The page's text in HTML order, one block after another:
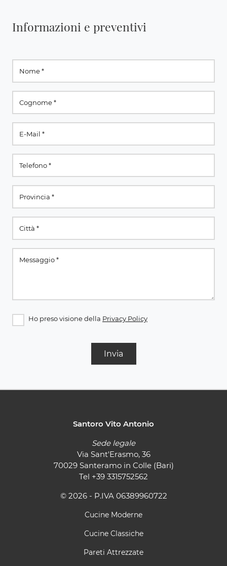
Informazioni e preventivi
Ho preso visione della Privacy Policy
Invia
Santoro Vito Antonio
Sede legale
Via Sant'Erasmo, 36
70029 Santeramo in Colle (Bari)
Tel +39 3315752562
© 2026 - P.IVA 06389960722
Cucine Moderne
Cucine Classiche
Pareti Attrezzate